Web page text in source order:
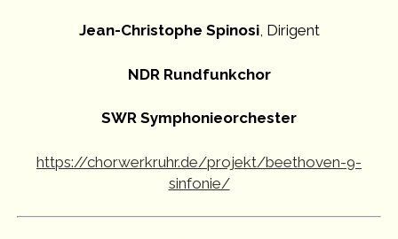
Jean-Christophe Spinosi, Dirigent
NDR Rundfunkchor
SWR Symphonieorchester
https://chorwerkruhr.de/projekt/beethoven-9-
sinfonie/